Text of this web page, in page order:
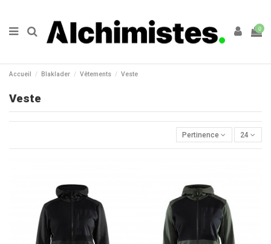
0
Accueil Blaklader Vêtements Veste
Veste
Pertinence 24